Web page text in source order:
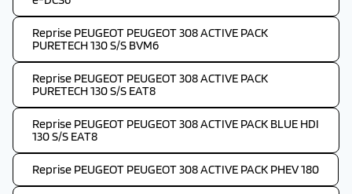
Reprise PEUGEOT PEUGEOT 308 ACTIVE PACK
PURETECH 130 S/S BVM6
Reprise PEUGEOT PEUGEOT 308 ACTIVE PACK
PURETECH 130 S/S EAT8
Reprise PEUGEOT PEUGEOT 308 ACTIVE PACK BLUE HDI
130 S/S EAT8
Reprise PEUGEOT PEUGEOT 308 ACTIVE PACK PHEV 180